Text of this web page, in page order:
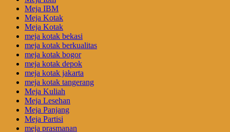
Meja IBM
Meja Kotak
Meja Kotak
meja kotak bekasi
meja kotak berkualitas
meja kotak bogor
meja kotak depok
meja kotak jakarta
meja kotak tangerang
Meja Kuliah
Meja Lesehan
Meja Panjang
Meja Partisi
meja prasmanan